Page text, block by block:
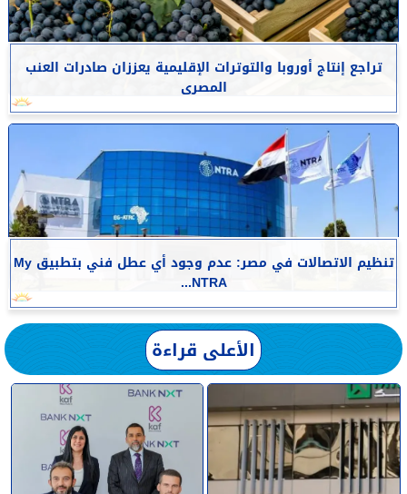
تراجع إنتاج أوروبا والتوترات الإقليمية يعززان صادرات العنب
المصرى
تنظيم الاتصالات في مصر: عدم وجود أي عطل فني بتطبيق My
NTRA...
الأعلى قراءة